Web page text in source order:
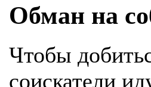
Обман на
Чтобы
соискатели